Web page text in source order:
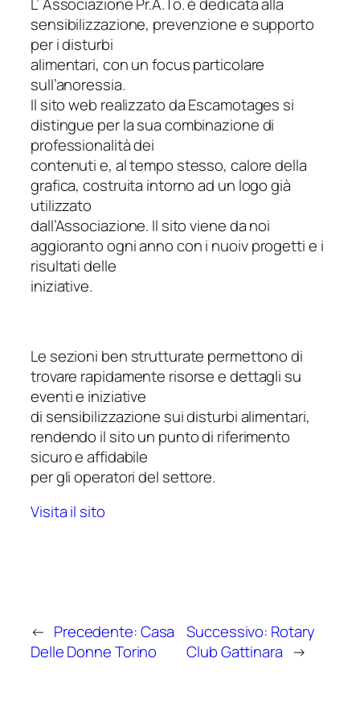
sensibilizzazione, prevenzione e supporto
per i disturbi
alimentari, con un focus particolare
sull’anoressia.
Il sito web realizzato da Escamotages si
distingue per la sua combinazione di
professionalità dei
contenuti e, al tempo stesso, calore della
grafica, costruita intorno ad un logo già
utilizzato
dall’Associazione. Il sito viene da noi
aggioranto ogni anno con i nuoiv progetti e i
risultati delle
iniziative.
Le sezioni ben strutturate permettono di
trovare rapidamente risorse e dettagli su
eventi e iniziative
di sensibilizzazione sui disturbi alimentari,
rendendo il sito un punto di riferimento
sicuro e affidabile
per gli operatori del settore.
Visita il sito
← Precedente:Casa
Delle Donne Torino
Successivo: Rotary
Club Gattinara →